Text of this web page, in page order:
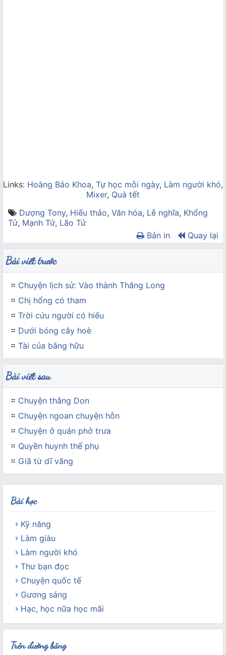
Links: Hoàng Bảo Khoa,Tự học mỗi ngày, Làm người khó,
Mixer, Quà tết
Dượng Tony, Hiếu thảo, Văn hóa, Lễ nghĩa, Khổng
Tử, Mạnh Tử, Lão Tử
Bản in
Quay lại
Bài viết trước
Chuyện lịch sử: Vào thành Thăng Long
Chị hổng có tham
Trời cứu người có hiếu
Dưới bóng cây hoè
Tài của bằng hữu
Bài viết sau
Chuyện thằng Don
Chuyện ngoan chuyện hỗn
Chuyện ở quán phở trưa
Quyền huynh thế phụ
Giã từ dĩ vãng
Bài học
Kỹ năng
Làm giàu
Làm người khó
Thư bạn đọc
Chuyện quốc tế
Gương sáng
Hạc, học nữa học mãi
Trên đường băng